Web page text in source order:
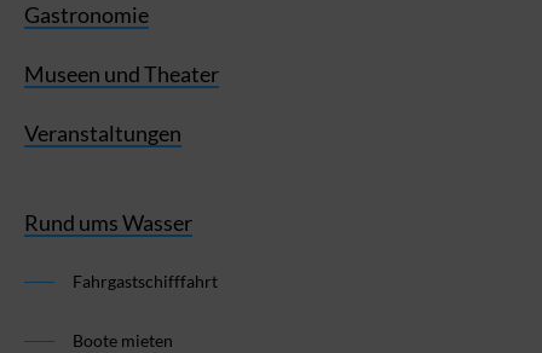
Gastronomie
Museen und Theater
Veranstaltungen
Rund ums Wasser
Fahrgastschifffahrt
Boote mieten